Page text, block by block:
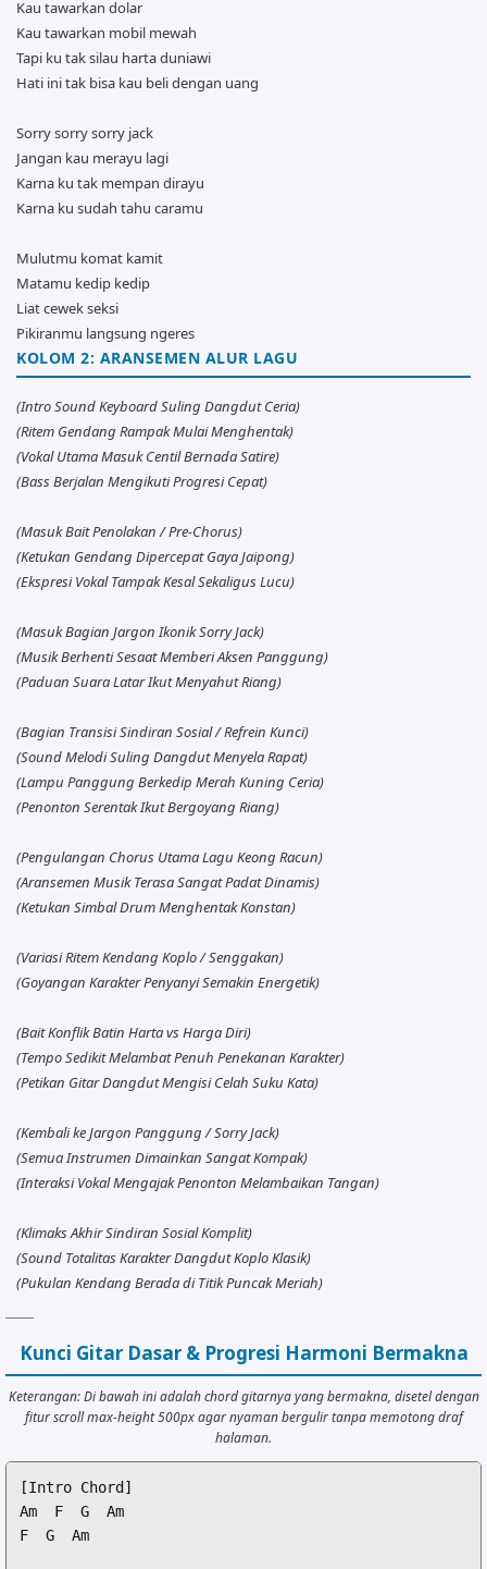
Kau tawarkan dolar
Kau tawarkan mobil mewah
Tapi ku tak silau harta duniawi
Hati ini tak bisa kau beli dengan uang
Sorry sorry sorry jack
Jangan kau merayu lagi
Karna ku tak mempan dirayu
Karna ku sudah tahu caramu
Mulutmu komat kamit
Matamu kedip kedip
Liat cewek seksi
Pikiranmu langsung ngeres
KOLOM 2: ARANSEMEN ALUR LAGU
(Intro Sound Keyboard Suling Dangdut Ceria)
(Ritem Gendang Rampak Mulai Menghentak)
(Vokal Utama Masuk Centil Bernada Satire)
(Bass Berjalan Mengikuti Progresi Cepat)
(Masuk Bait Penolakan / Pre-Chorus)
(Ketukan Gendang Dipercepat Gaya Jaipong)
(Ekspresi Vokal Tampak Kesal Sekaligus Lucu)
(Masuk Bagian Jargon Ikonik Sorry Jack)
(Musik Berhenti Sesaat Memberi Aksen Panggung)
(Paduan Suara Latar Ikut Menyahut Riang)
(Bagian Transisi Sindiran Sosial / Refrein Kunci)
(Sound Melodi Suling Dangdut Menyela Rapat)
(Lampu Panggung Berkedip Merah Kuning Ceria)
(Penonton Serentak Ikut Bergoyang Riang)
(Pengulangan Chorus Utama Lagu Keong Racun)
(Aransemen Musik Terasa Sangat Padat Dinamis)
(Ketukan Simbal Drum Menghentak Konstan)
(Variasi Ritem Kendang Koplo / Senggakan)
(Goyangan Karakter Penyanyi Semakin Energetik)
(Bait Konflik Batin Harta vs Harga Diri)
(Tempo Sedikit Melambat Penuh Penekanan Karakter)
(Petikan Gitar Dangdut Mengisi Celah Suku Kata)
(Kembali ke Jargon Panggung / Sorry Jack)
(Semua Instrumen Dimainkan Sangat Kompak)
(Interaksi Vokal Mengajak Penonton Melambaikan Tangan)
(Klimaks Akhir Sindiran Sosial Komplit)
(Sound Totalitas Karakter Dangdut Koplo Klasik)
(Pukulan Kendang Berada di Titik Puncak Meriah)
Kunci Gitar Dasar & Progresi Harmoni Bermakna
Keterangan: Di bawah ini adalah chord gitarnya yang bermakna, disetel dengan
fitur scroll max-height 500px agar nyaman bergulir tanpa memotong draf
halaman.
[Intro Chord]
Am  F  G  Am
F  G  Am